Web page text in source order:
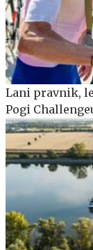
Lani pravnik,
Pogi